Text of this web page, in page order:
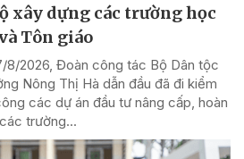
xây dựng các trường học
Tôn giáo
8/2026, Đoàn công tác Bộ Dân tộc
Nông Thị Hà dẫn đầu đã đi kiểm
các dự án đầu tư nâng cấp, hoàn
trường...